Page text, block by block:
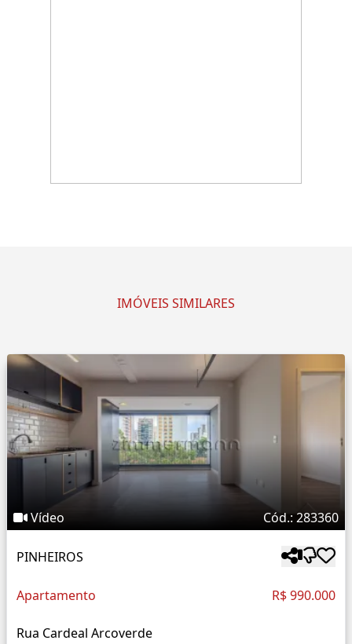
IMÓVEIS SIMILARES
Vídeo Cód.: 283360
PINHEIROS
Apartamento R$ 990.000
Rua Cardeal Arcoverde